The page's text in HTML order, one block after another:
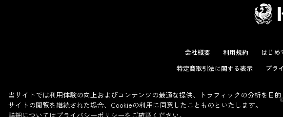
会社概要 利用規約 はじめ
特定商取引法に関する表示
プラ
当サイトでは利用体験の向上およびコンテンツの最適な提供、トラフィックの分析を目的
サイトの閲覧を継続された場合、Cookieの利用に同意したことものといたします。